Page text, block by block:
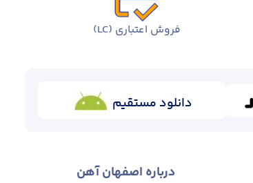
فروش اعتباری (LC)
دانلود مستقیم
درباره اصفهان آهن